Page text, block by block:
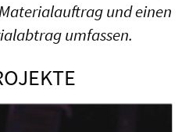
und einen
umfassen.